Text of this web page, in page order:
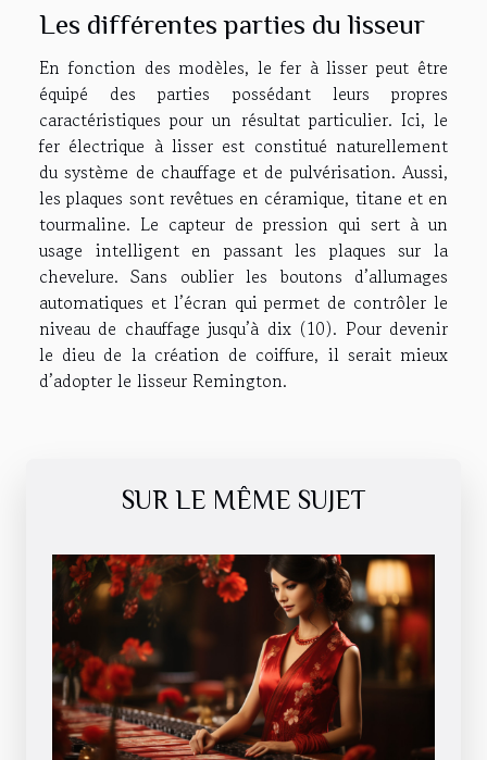
Les différentes parties du lisseur
En fonction des modèles, le fer à lisser peut être
équipé des parties possédant leurs propres
caractéristiques pour un résultat particulier. Ici, le
fer électrique à lisser est constitué naturellement
du système de chauffage et de pulvérisation. Aussi,
les plaques sont revêtues en céramique, titane et en
tourmaline. Le capteur de pression qui sert à un
usage intelligent en passant les plaques sur la
chevelure. Sans oublier les boutons d’allumages
automatiques et l’écran qui permet de contrôler le
niveau de chauffage jusqu’à dix (10). Pour devenir
le dieu de la création de coiffure, il serait mieux
d’adopter le lisseur Remington.
SUR LE MÊME SUJET